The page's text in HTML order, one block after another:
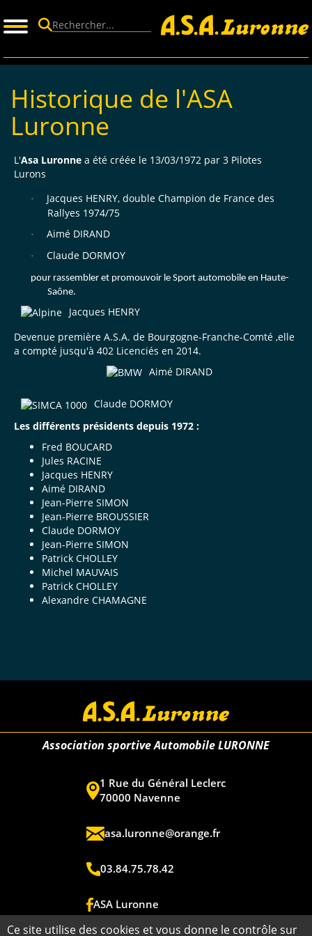
Historique de l'ASA
Luronne
L'Asa Luronne a été créée le 13/03/1972 par 3 Pilotes
Lurons
·
Jacques HENRY, double Champion de France des
Rallyes 1974/75
· Aimé DIRAND
· Claude DORMOY
pour rassembler et promouvoir le Sport automobile en Haute-
Saône.
Jacques HENRY
Devenue première A.S.A. de Bourgogne-Franche-Comté ,elle
a compté jusqu'à 402 Licenciés en 2014.
Aimé DIRAND
Claude DORMOY
Les différents présidents depuis 1972 :
Fred BOUCARD
Jules RACINE
Jacques HENRY
Aimé DIRAND
Jean-Pierre SIMON
Jean-Pierre BROUSSIER
Claude DORMOY
Jean-Pierre SIMON
Patrick CHOLLEY
Michel MAUVAIS
Patrick CHOLLEY
Alexandre CHAMAGNE
Association sportive Automobile LURONNE
1 Rue du Général Leclerc
70000 Navenne
asa.luronne@orange.fr
03.84.75.78.42
ASA Luronne
Ce site utilise des cookies et vous donne le contrôle sur